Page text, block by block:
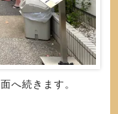
へ続きます。